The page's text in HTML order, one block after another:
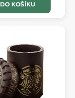
DO KOŠÍKU